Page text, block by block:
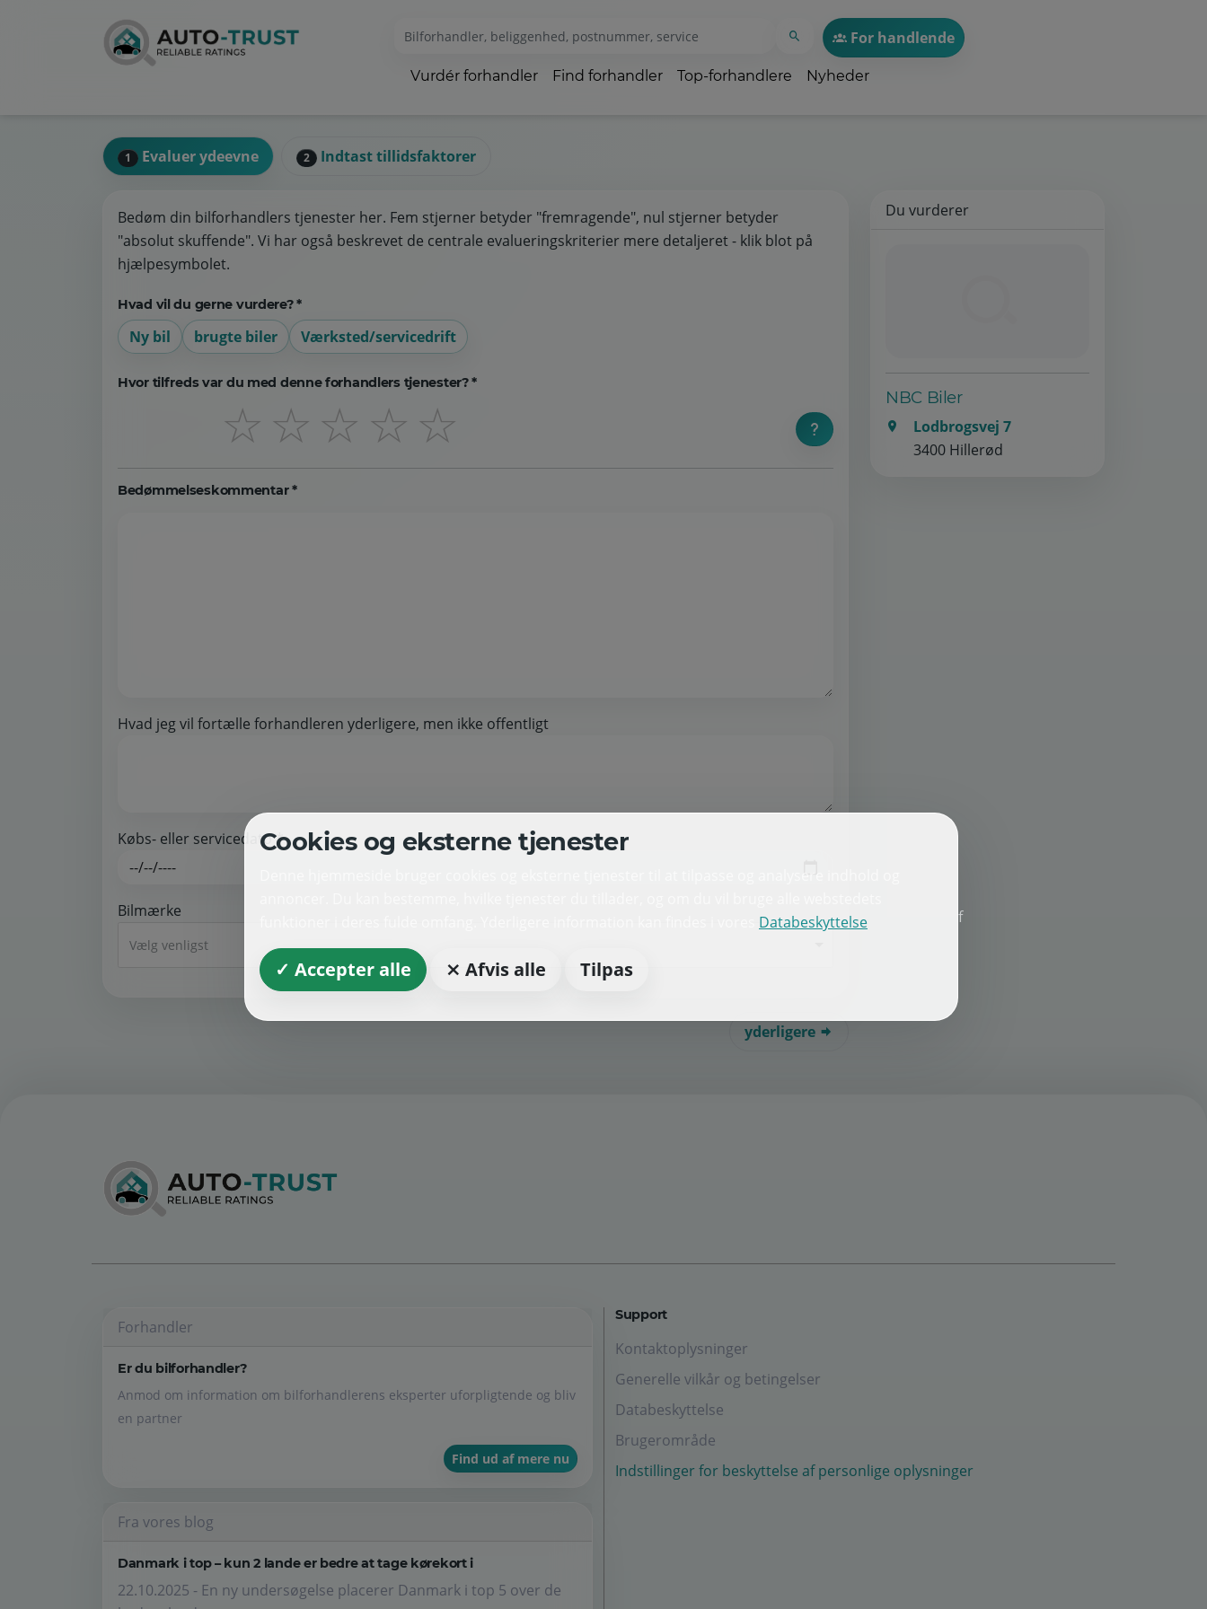
For handlende
Vurdér forhandler Find forhandler Top-forhandlere Nyheder
Du vurderer
NBC Biler
Lodbrogsvej 7
3400 Hillerød
1 Evaluer ydeevne 2 Indtast tillidsfaktorer
Bedøm din bilforhandlers tjenester her. Fem stjerner betyder "fremragende", nul stjerner betyder
"absolut skuffende". Vi har også beskrevet de centrale evalueringskriterier mere detaljeret - klik blot på
hjælpesymbolet.
Hvad vil du gerne vurdere? *
Ny bil brugte biler Værksted/servicedrift
Hvor tilfreds var du med denne forhandlers tjenester? *
☆
☆
☆
☆
☆
Bedømmelseskommentar *
Hvad jeg vil fortælle forhandleren yderligere, men ikke offentligt
Købs- eller servicedato *
Bilmærke
Vælg venligst
yderligere
Forhandler
Er du bilforhandler?
Anmod om information om bilforhandlerens eksperter uforpligtende og bliv
en partner
Find ud af mere nu
Fra vores blog
Danmark i top – kun 2 lande er bedre at tage kørekort i
22.10.2025 - En ny undersøgelse placerer Danmark i top 5 over de
Support
Kontaktoplysninger
Generelle vilkår og betingelser
Databeskyttelse
Brugerområde
Indstillinger for beskyttelse af personlige oplysninger
Cookies og eksterne tjenester
Denne hjemmeside bruger cookies og eksterne tjenester til at tilpasse og analysere indhold og
Databeskyttelse
✓ Accepter alle ⨯ Afvis alle Tilpas
f